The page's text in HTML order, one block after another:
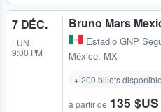
7 DÉC.
LUN.
9:00 PM
Bruno Mars
Estadio GNP
México, MX
+ 200 billets
à partir de 135 $US